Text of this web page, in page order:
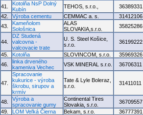
41.
Kotolňa NsP Dolný
Kubín
TEHOS, s.r.o., 36389331
42.
Výroba cementu CEMMAC a. s. 31412106
43.
Kameňolom
Sološnica
ALAS
SLOVAKIA,s.r.o.
35825286
44.
DZ Studená
valcovna -
valcovacie trate
U. S. Steel Košice,
s.r.o.
36199222
45. Kotolňa SLOVINCOM, s.r.o. 35969326
46.
linka drveného
kameniva Vechec
VSK MINERAL s.r.o. 36706311
47.
Spracovanie
kukurice - výroba
škrobu, sirupov a
krmív
Tate & Lyle Boleraz,
s.r.o.
31411011
48.
Výroba a
spracovanie gumy
Continental Tires
Slovakia, s.r.o.
36709557
49.
LOM Veľká Čierna Bekam, s.r.o. 36777391